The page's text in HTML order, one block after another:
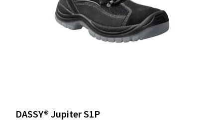
DASSY® Jupiter S1P